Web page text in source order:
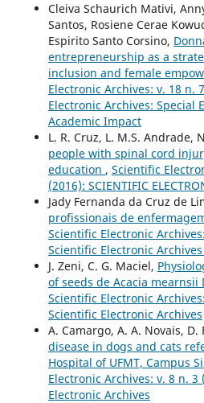
Cleiva Schaurich Mativi,
Santos, Rosiene Cerae
Espirito Santo Corsino,
entrepreneurship as a
inclusion and female
Electronic Archives: v. 18 n.
Electronic Archives: Special
Academic Impact
L. R. Cruz, L. M.S. Andrade,
people with spinal cord
education , Scientific
(2016): SCIENTIFIC
Jady Fernanda da Cruz de
profissionais de
Scientific Electronic
Scientific Electronic
J. Zeni, C. G. Maciel,
of seeds de Acacia mearnsii
Scientific Electronic
Scientific Electronic Archives
A. Camargo, A. A. Novais, D.
disease in dogs and cats
Hospital of UFMT, Campus
Electronic Archives: v. 8 n. 3
Electronic Archives